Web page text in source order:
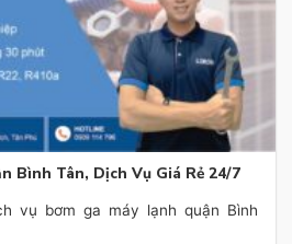
Bình Tân, Dịch Vụ Giá Rẻ 24/7
vụ bơm ga máy lạnh quận Bình